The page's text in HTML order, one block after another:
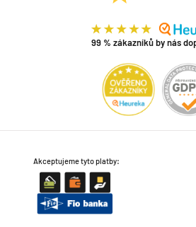
99 % zákazníků by nás
Akceptujeme tyto platby: